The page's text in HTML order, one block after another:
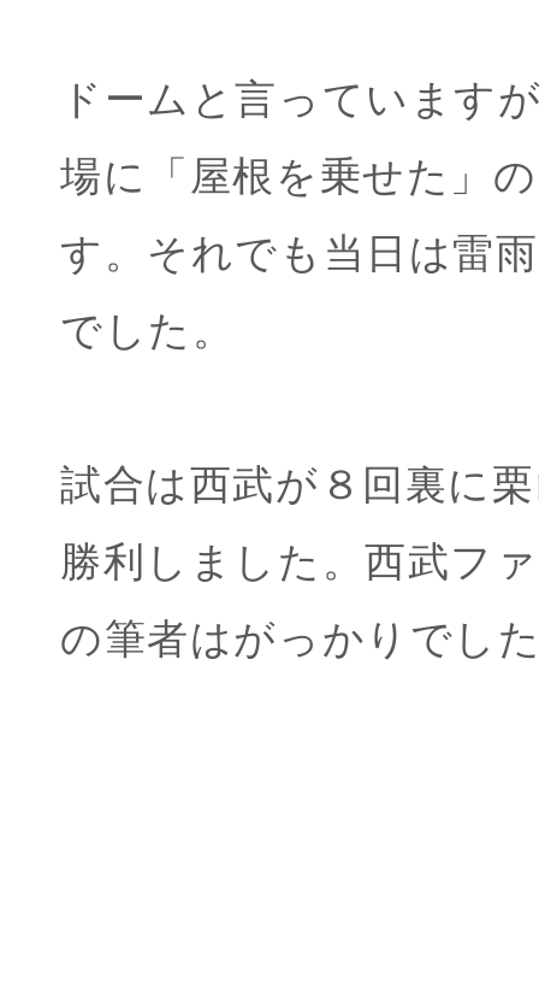
ドームと言っています
場に「屋根を乗せた」
す。それでも当日は雷
でした。
試合は西武が８回裏に
勝利しました。西武フ
の筆者はがっかりでし